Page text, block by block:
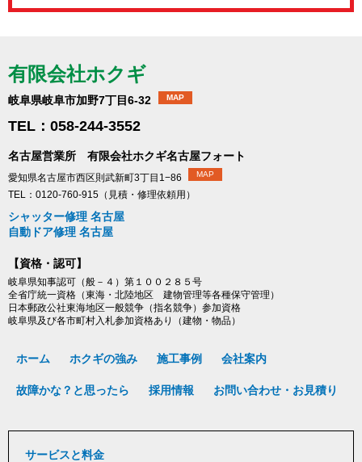
有限会社ホクギ
岐阜県岐阜市加野7丁目6-32 MAP
TEL：058-244-3552
名古屋営業所 有限会社ホクギ名古屋フォート
愛知県名古屋市西区則武新町3丁目1−86 MAP
TEL：0120-760-915（見積・修理依頼用）
シャッター修理 名古屋
自動ドア修理 名古屋
【資格・認可】
岐阜県知事認可（般－４）第１００２８５号
全省庁統一資格（東海・北陸地区 建物管理等各種保守管理）
日本郵政公社東海地区一般競争（指名競争）参加資格
岐阜県及び各市町村入札参加資格あり（建物・物品）
ホーム ホクギの強み 施工事例 会社案内
故障かな？と思ったら 採用情報 お問い合わせ・お見積り
サービスと料金